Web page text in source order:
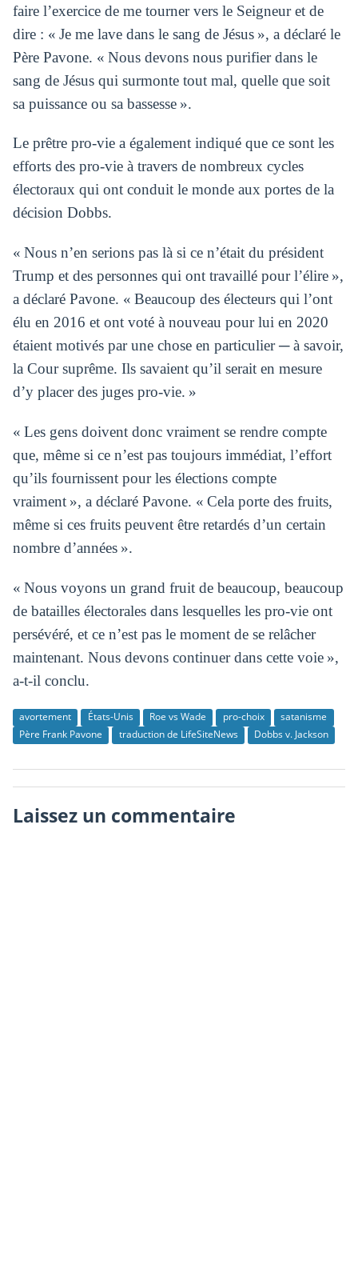
faire l’exercice de me tourner vers le Seigneur et de
dire : « Je me lave dans le sang de Jésus », a déclaré le
Père Pavone. « Nous devons nous purifier dans le
sang de Jésus qui surmonte tout mal, quelle que soit
sa puissance ou sa bassesse ».
Le prêtre pro-vie a également indiqué que ce sont les
efforts des pro-vie à travers de nombreux cycles
électoraux qui ont conduit le monde aux portes de la
décision Dobbs.
« Nous n’en serions pas là si ce n’était du président
Trump et des personnes qui ont travaillé pour l’élire »,
a déclaré Pavone. « Beaucoup des électeurs qui l’ont
élu en 2016 et ont voté à nouveau pour lui en 2020
étaient motivés par une chose en particulier ─ à savoir,
la Cour suprême. Ils savaient qu’il serait en mesure
d’y placer des juges pro-vie. »
« Les gens doivent donc vraiment se rendre compte
que, même si ce n’est pas toujours immédiat, l’effort
qu’ils fournissent pour les élections compte
vraiment », a déclaré Pavone. « Cela porte des fruits,
même si ces fruits peuvent être retardés d’un certain
nombre d’années ».
« Nous voyons un grand fruit de beaucoup, beaucoup
de batailles électorales dans lesquelles les pro-vie ont
persévéré, et ce n’est pas le moment de se relâcher
maintenant. Nous devons continuer dans cette voie »,
a-t-il conclu.
avortement États-Unis Roe vs Wade pro-choix
satanisme
Père Frank Pavone
traduction de LifeSiteNews Dobbs v. Jackson
Laissez un commentaire